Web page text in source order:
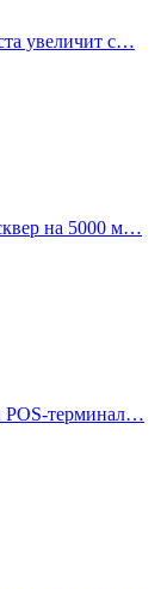
увеличит с…
на 5000 м…
POS-терминал…